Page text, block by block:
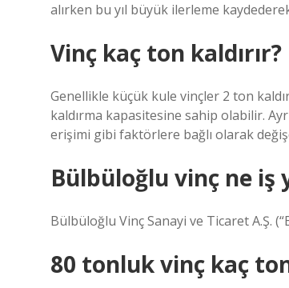
alırken bu yıl büyük ilerleme
Vinç kaç ton kaldırır?
Genellikle küçük kule vinçler 2 ton
kaldırma kapasitesine sahip olabilir.
erişimi gibi faktörlere bağlı olarak
Bülbüloğlu vinç ne iş
Bülbüloğlu Vinç Sanayi ve Ticaret A.Ş.
80 tonluk vinç kaç